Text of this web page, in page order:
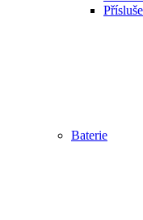
Baterie